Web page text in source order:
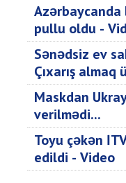
Azərbaycanda
pullu oldu -
Sənədsiz ev
Çıxarış almaq
Maskdan
verilmədi...
Toyu çəkən
edildi - Video